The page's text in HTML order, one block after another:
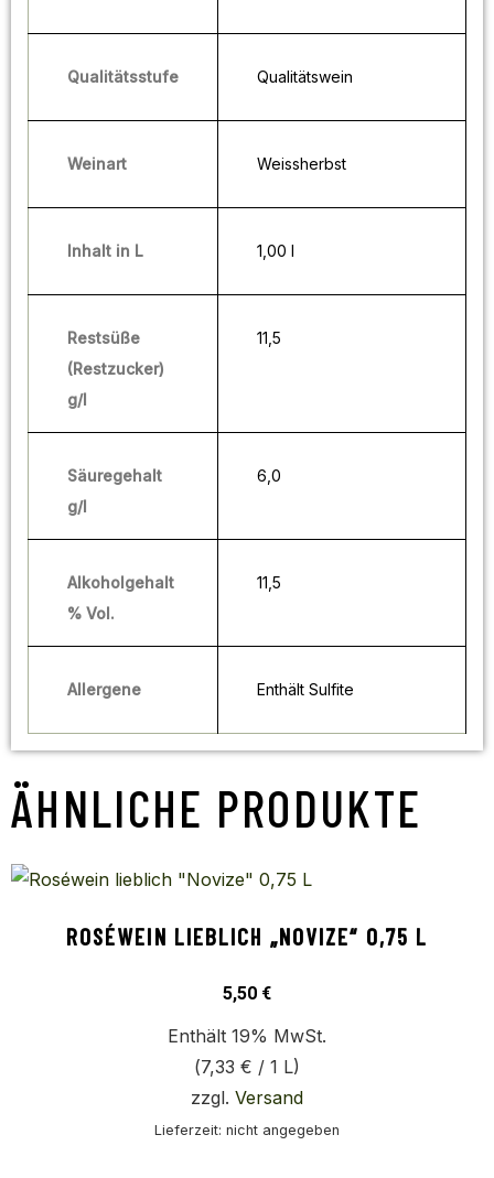
Qualitätsstufe Qualitätswein
Weinart Weissherbst
Inhalt in L 1,00 l
Restsüße
(Restzucker)
g/l
11,5
Säuregehalt
g/l
6,0
Alkoholgehalt
% Vol.
11,5
Allergene Enthält Sulfite
ÄHNLICHE PRODUKTE
ROSÉWEIN LIEBLICH „NOVIZE“ 0,75 L
5,50 €
Enthält 19% MwSt.
(7,33 € / 1 L)
zzgl. Versand
Lieferzeit: nicht angegeben